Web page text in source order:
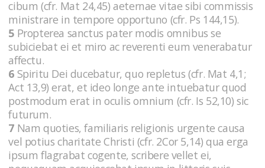
cibum (cfr. Mat 24,45) aeternae vitae sibi commissis
ministrare in tempore opportuno (cfr. Ps 144,15).
5 Propterea sanctus pater modis omnibus se
subiciebat ei et miro ac reverenti eum venerabatur
affectu.
6 Spiritu Dei ducebatur, quo repletus (cfr. Mat 4,1;
Act 13,9) erat, et ideo longe ante intuebatur quod
postmodum erat in oculis omnium (cfr. Is 52,10) sic
futurum.
7 Nam quoties, familiaris religionis urgente causa
vel potius charitate Christi (cfr. 2Cor 5,14) qua erga
ipsum flagrabat cogente, scribere vellet ei,